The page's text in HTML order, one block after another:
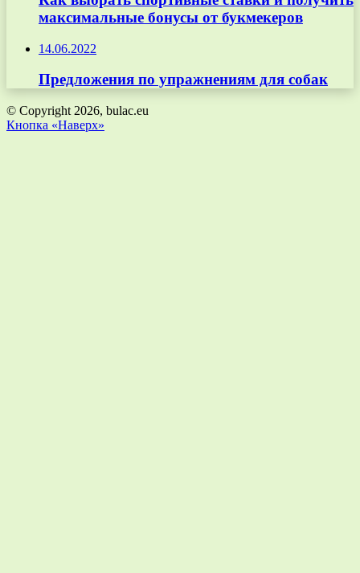
максимальные бонусы от букмекеров
14.06.2022
Предложения по упражнениям для собак
© Copyright 2026, bulac.eu
Кнопка «Наверх»